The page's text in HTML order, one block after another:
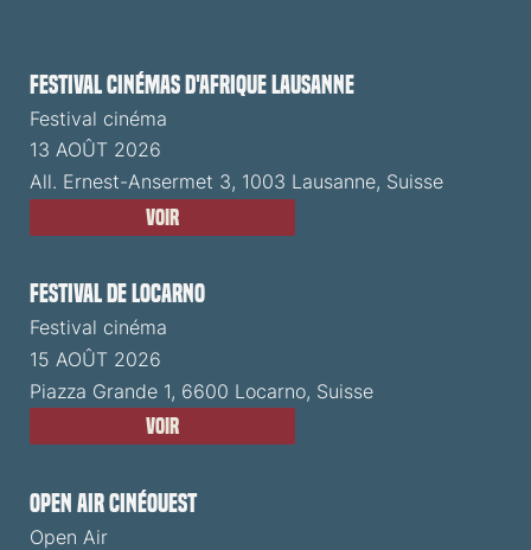
Festival cinémas d'Afrique Lausanne
Festival cinéma
13 AOÛT 2026
All. Ernest-Ansermet 3, 1003 Lausanne, Suisse
Voir
Festival de Locarno
Festival cinéma
15 AOÛT 2026
Piazza Grande 1, 6600 Locarno, Suisse
Voir
Open Air CinéOuest
Open Air